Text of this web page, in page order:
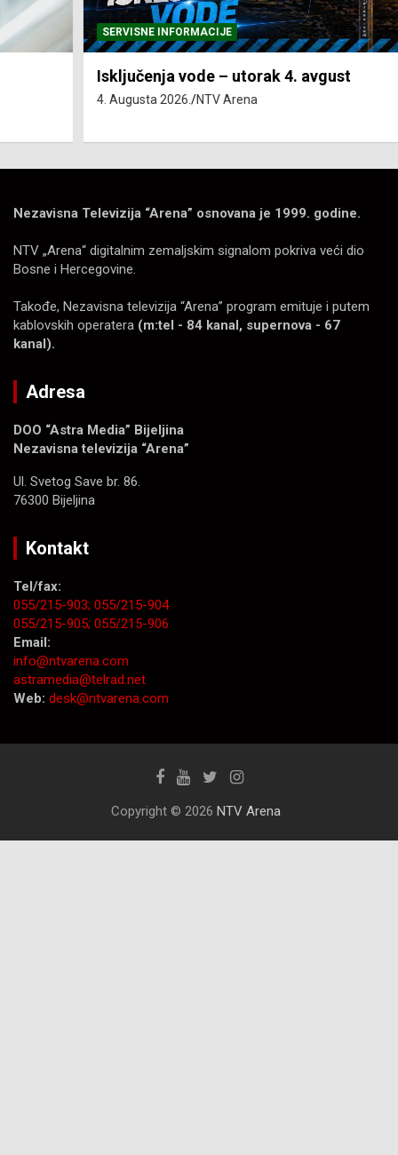
SERVISNE INFORMACIJE
Isključenja vode – utorak 4. avgust
4. Augusta 2026. NTV Arena
Nezavisna Televizija “Arena” osnovana je 1999. godine.
NTV „Arena“ digitalnim zemaljskim signalom pokriva veći dio
Bosne i Hercegovine.
Takođe, Nezavisna televizija “Arena” program emituje i putem
kablovskih operatera (m:tel - 84 kanal, supernova - 67
kanal).
Adresa
DOO “Astra Media” Bijeljina
Nezavisna televizija “Arena”
Ul. Svetog Save br. 86.
76300 Bijeljina
Kontakt
Tel/fax:
055/215-903; 055/215-904
055/215-905; 055/215-906
Email:
info@ntvarena.com
astramedia@telrad.net
Web: desk@ntvarena.com
Copyright © 2026 NTV Arena